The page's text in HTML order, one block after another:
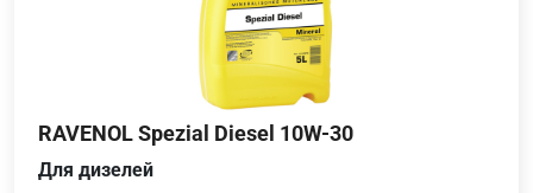
RAVENOL Spezial Diesel 10W-30
Для дизелей